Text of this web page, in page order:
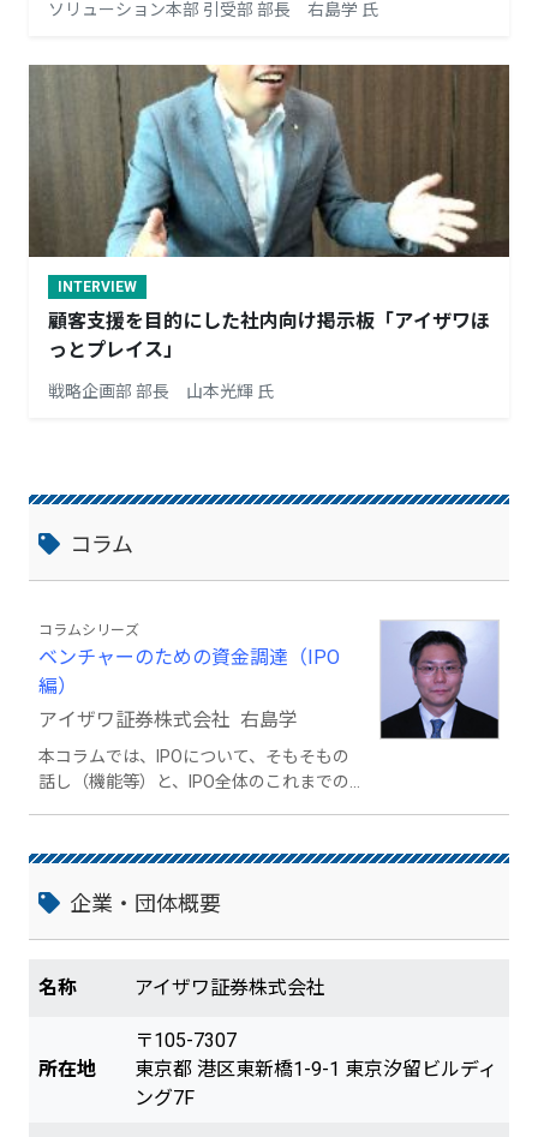
ソリューション本部 引受部 部長 右島学 氏
INTERVIEW
顧客支援を目的にした社内向け掲示板「アイザワほ
っとプレイス」
戦略企画部 部長 山本光輝 氏
コラム
コラムシリーズ
ベンチャーのための資金調達（IPO
編）
アイザワ証券株式会社 右島学
本コラムでは、IPOについて、そもそもの
話し（機能等）と、IPO全体のこれまでの
や、IPOを漠然と考えていらっしゃる経営
うことを目的に執筆させていただきます。
企業・団体概要
名称 アイザワ証券株式会社
所在地
〒105-7307
東京都 港区東新橋1-9-1 東京汐留ビルディ
ング7F